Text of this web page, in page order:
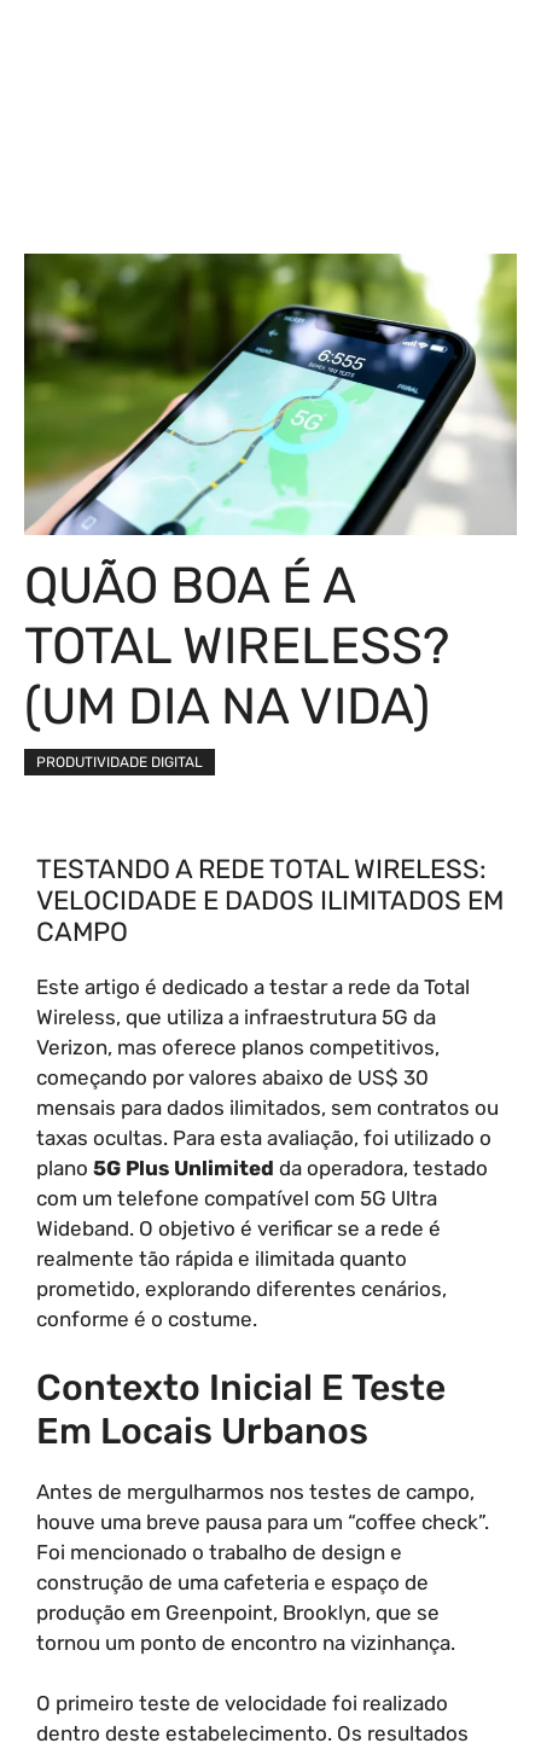
QUÃO BOA É A
TOTAL WIRELESS?
(UM DIA NA VIDA)
PRODUTIVIDADE DIGITAL
TESTANDO A REDE TOTAL WIRELESS:
VELOCIDADE E DADOS ILIMITADOS EM
CAMPO
Este artigo é dedicado a testar a rede da Total
Wireless, que utiliza a infraestrutura 5G da
Verizon, mas oferece planos competitivos,
começando por valores abaixo de US$ 30
mensais para dados ilimitados, sem contratos ou
taxas ocultas. Para esta avaliação, foi utilizado o
plano 5G Plus Unlimited da operadora, testado
com um telefone compatível com 5G Ultra
Wideband. O objetivo é verificar se a rede é
realmente tão rápida e ilimitada quanto
prometido, explorando diferentes cenários,
conforme é o costume.
Contexto Inicial E Teste
Em Locais Urbanos
Antes de mergulharmos nos testes de campo,
houve uma breve pausa para um “coffee check”.
Foi mencionado o trabalho de design e
construção de uma cafeteria e espaço de
produção em Greenpoint, Brooklyn, que se
tornou um ponto de encontro na vizinhança.
O primeiro teste de velocidade foi realizado
dentro deste estabelecimento. Os resultados